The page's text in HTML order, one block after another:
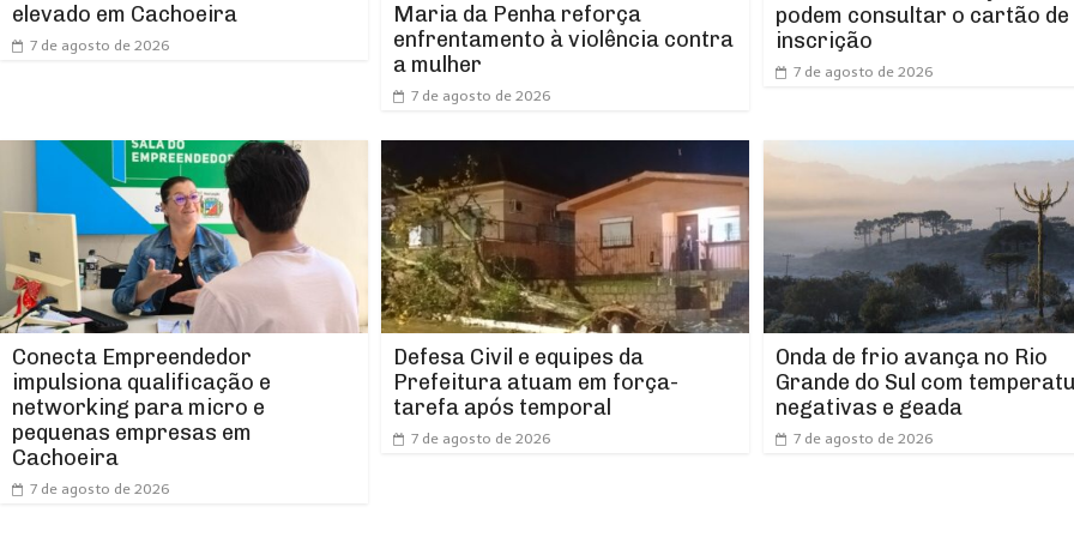
elevado em Cachoeira
7 de agosto de 2026
Maria da Penha reforça
enfrentamento à violência contra
a mulher
7 de agosto de 2026
podem consultar o cartão de
inscrição
7 de agosto de 2026
Conecta Empreendedor
impulsiona qualificação e
networking para micro e
pequenas empresas em
Cachoeira
7 de agosto de 2026
Defesa Civil e equipes da
Prefeitura atuam em força-
tarefa após temporal
7 de agosto de 2026
Onda de frio avança no Rio
Grande do Sul com
negativas e geada
7 de agosto de 2026